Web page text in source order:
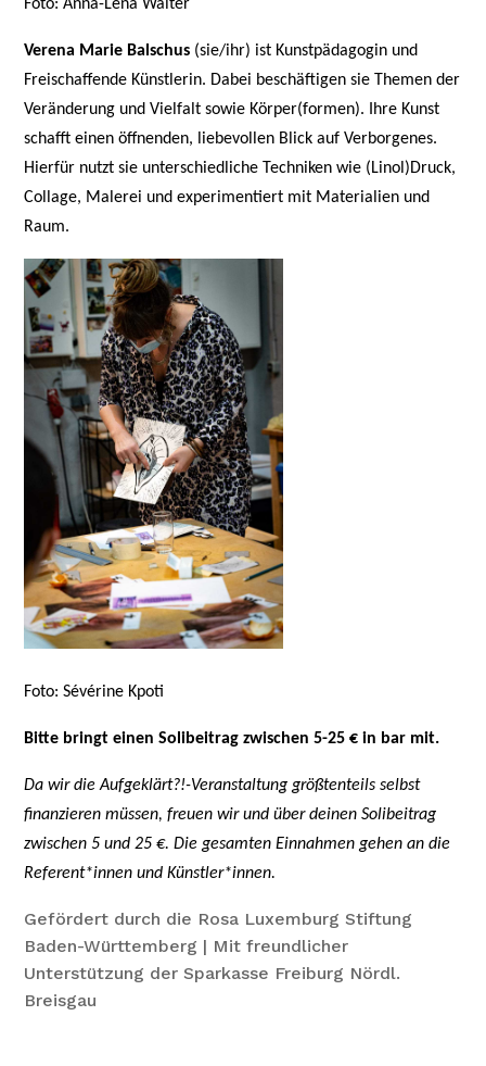
Foto: Anna-Lena Walter
Verena Marie Balschus (sie/ihr) ist Kunstpädagogin und
Freischaffende Künstlerin. Dabei beschäftigen sie Themen der
Veränderung und Vielfalt sowie Körper(formen). Ihre Kunst
schafft einen öffnenden, liebevollen Blick auf Verborgenes.
Hierfür nutzt sie unterschiedliche Techniken wie (Linol)Druck,
Collage, Malerei und experimentiert mit Materialien und
Raum.
Foto: Sévérine Kpoti
Bitte bringt einen Solibeitrag zwischen 5-25 € in bar mit.
Da wir die Aufgeklärt?!-Veranstaltung größtenteils selbst
finanzieren müssen, freuen wir und über deinen Solibeitrag
zwischen 5 und 25 €. Die gesamten Einnahmen gehen an die
Referent*innen und Künstler*innen.
Gefördert durch die Rosa Luxemburg Stiftung
Baden-Württemberg | Mit freundlicher
Unterstützung der Sparkasse Freiburg Nördl.
Breisgau